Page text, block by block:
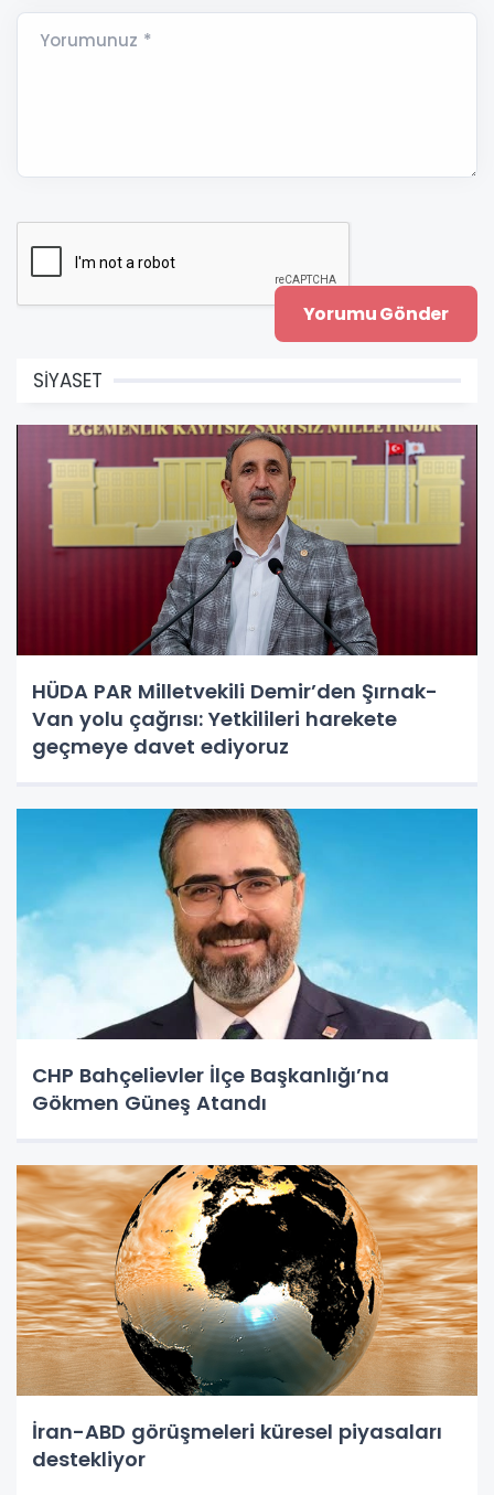
Yorumunuz *
SİYASET
HÜDA PAR Milletvekili Demir’den Şırnak-
Van yolu çağrısı: Yetkilileri harekete
geçmeye davet ediyoruz
CHP Bahçelievler İlçe Başkanlığı’na
Gökmen Güneş Atandı
İran-ABD görüşmeleri küresel piyasaları
destekliyor